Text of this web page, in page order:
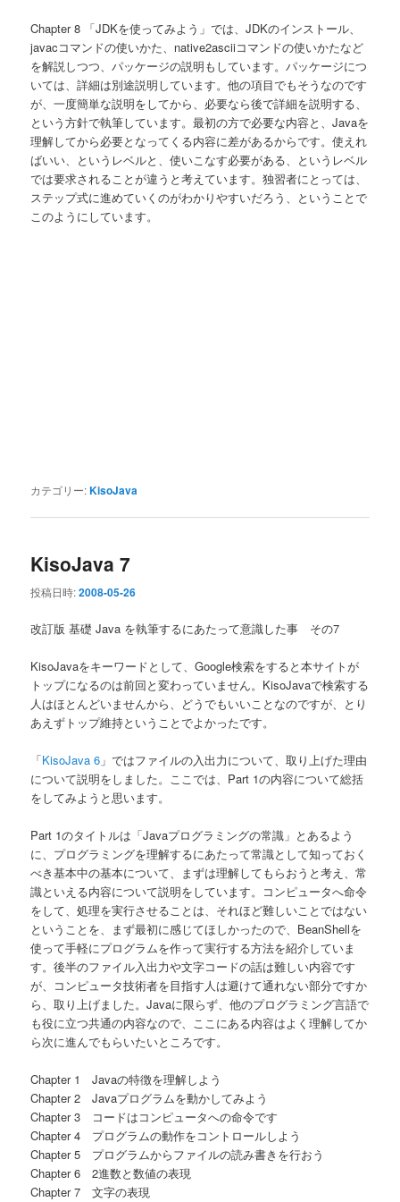
Chapter 8 「JDKを使ってみよう」では、JDKのインストール、
javacコマンドの使いかた、native2asciiコマンドの使いかたなど
を解説しつつ、パッケージの説明もしています。パッケージにつ
いては、詳細は別途説明しています。他の項目でもそうなのです
が、一度簡単な説明をしてから、必要なら後で詳細を説明する、
という方針で執筆しています。最初の方で必要な内容と、Javaを
理解してから必要となってくる内容に差があるからです。使えれ
ばいい、というレベルと、使いこなす必要がある、というレベル
では要求されることが違うと考えています。独習者にとっては、
ステップ式に進めていくのがわかりやすいだろう、ということで
このようにしています。
カテゴリー:KisoJava
KisoJava 7
投稿日時:2008-05-26
改訂版 基礎 Java を執筆するにあたって意識した事 その7
KisoJavaをキーワードとして、Google検索をすると本サイトが
トップになるのは前回と変わっていません。KisoJavaで検索する
人はほとんどいませんから、どうでもいいことなのですが、とり
あえずトップ維持ということでよかったです。
「KisoJava 6 」ではファイルの入出力について、取り上げた理由
について説明をしました。ここでは、Part 1の内容について総括
をしてみようと思います。
Part 1のタイトルは「Javaプログラミングの常識」とあるよう
に、プログラミングを理解するにあたって常識として知っておく
べき基本中の基本について、まずは理解してもらおうと考え、常
識といえる内容について説明をしています。コンピュータへ命令
をして、処理を実行させることは、それほど難しいことではない
ということを、まず最初に感じてほしかったので、BeanShellを
使って手軽にプログラムを作って実行する方法を紹介していま
す。後半のファイル入出力や文字コードの話は難しい内容です
が、コンピュータ技術者を目指す人は避けて通れない部分ですか
ら、取り上げました。Javaに限らず、他のプログラミング言語で
も役に立つ共通の内容なので、ここにある内容はよく理解してか
ら次に進んでもらいたいところです。
Chapter 1 Javaの特徴を理解しよう
Chapter 2 Javaプログラムを動かしてみよう
Chapter 3 コードはコンピュータへの命令です
Chapter 4 プログラムの動作をコントロールしよう
Chapter 5 プログラムからファイルの読み書きを行おう
Chapter 6 2進数と数値の表現
Chapter 7 文字の表現